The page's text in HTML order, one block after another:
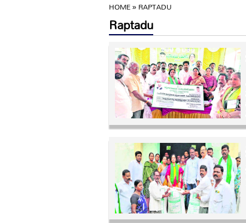
HOME»RAPTADU
Raptadu